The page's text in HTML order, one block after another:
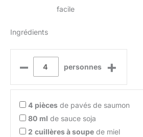
facile
Ingrédients
– personnes +
4 pièces de pavés de saumon
80 ml de sauce soja
2 cuillères à soupe de miel